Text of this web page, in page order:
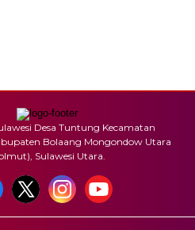
Desa Tuntung Kecamatan
Bolaang Mongondow Utara
Sulawesi Utara.